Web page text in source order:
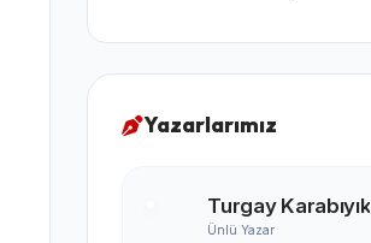
Yazarlarımız
Turgay Karabıyık
Ünlü Yazar